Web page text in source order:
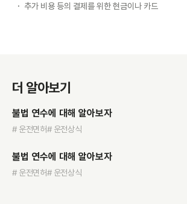
추가 비용 등의 결제를 위한 현금이나 카드
더 알아보기
불법 연수에 대해 알아보자
# 운전면허# 운전상식
불법 연수에 대해 알아보자
# 운전면허# 운전상식